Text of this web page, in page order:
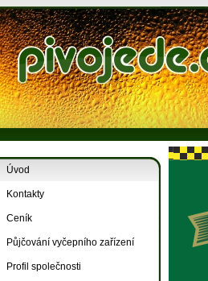
Úvod
Kontakty
Ceník
Půjčování vyčepního zařízení
Profil společnosti